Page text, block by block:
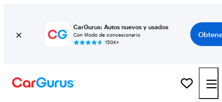
CarGurus: Autos nuevos y usados
Con Modo de concesionario
150K+